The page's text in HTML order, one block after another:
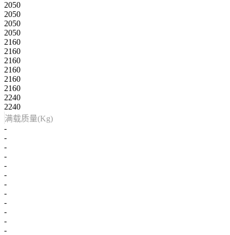
2050
2050
2050
2050
2160
2160
2160
2160
2160
2160
2240
2240
满载质量(Kg)
-
-
-
-
-
-
-
-
-
-
-
-